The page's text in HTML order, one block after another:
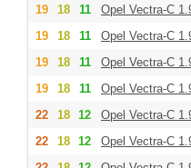
19
18 11 Opel Vectra-C
19
18 11 Opel Vectra-C
19
18 11 Opel Vectra-C
19
18 11 Opel Vectra-C
22
18 12 Opel Vectra-C
22
18 12 Opel Vectra-C